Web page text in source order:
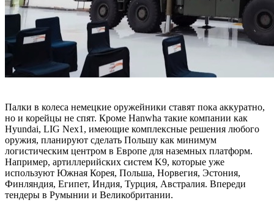
Палки в колеса немецкие оружейники ставят пока аккуратно,
но и корейцы не спят. Кроме Hanwha такие компании как
Hyundai, LIG ​​Nex1, имеющие комплексные решения любого
оружия, планируют сделать Польшу как минимум
логистическим центром в Европе для наземных платформ.
Например, артиллерийских систем K9, которые уже
используют Южная Корея, Польша, Норвегия, Эстония,
Финляндия, Египет, Индия, Турция, Австралия. Впереди
тендеры в Румынии и Великобритании.